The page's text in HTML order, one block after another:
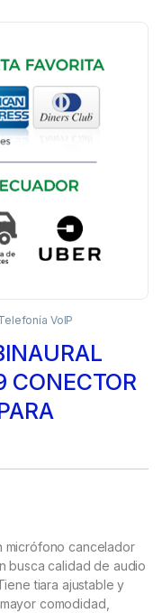
VoIP
micrófono cancelador
busca calidad de audio
tiara ajustable y
comodidad,